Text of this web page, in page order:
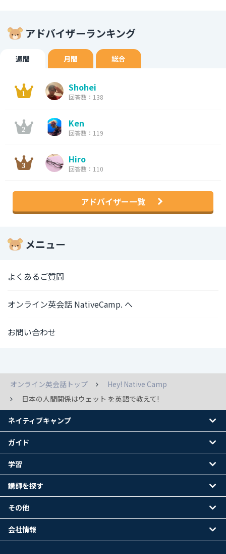
アドバイザーランキング
週間 月間 総合
Shohei
回答数：138
Ken
回答数：119
Hiro
回答数：110
アドバイザー一覧
メニュー
よくあるご質問
オンライン英会話 NativeCamp. へ
お問い合わせ
オンライン英会話トップ
Hey! Native Camp
日本の人間関係はウェット を英語で教えて!
ネイティブキャンプ
ガイド
学習
講師を探す
その他
会社情報